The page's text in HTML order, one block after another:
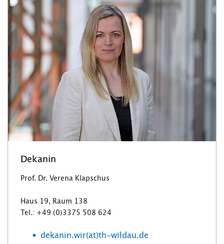
Dekanin
Prof. Dr. Verena Klapschus
Haus 19, Raum 138
Tel.: +49 (0)3375 508 624
dekanin.wir(at)th-wildau.de